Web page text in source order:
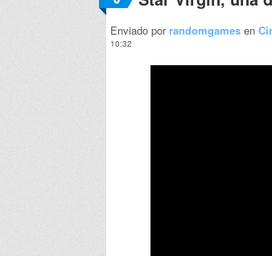
Enviado porrandomgames en
10:32